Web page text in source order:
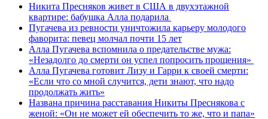
Никита Пресняков живет в США в двухэтажной
квартире: бабушка Алла подарила
Пугачева из ревности уничтожила карьеру молодого
фаворита: певец молчал почти 15 лет
Алла Пугачева вспомнила о предательстве мужа:
«Незадолго до смерти он успел попросить прощения»
Алла Пугачева готовит Лизу и Гарри к своей смерти:
«Если что со мной случится, дети знают, что надо
продолжать жить»
Названа причина расставания Никиты Преснякова с
женой: «Он не может ей обеспечить то же, что и папа»